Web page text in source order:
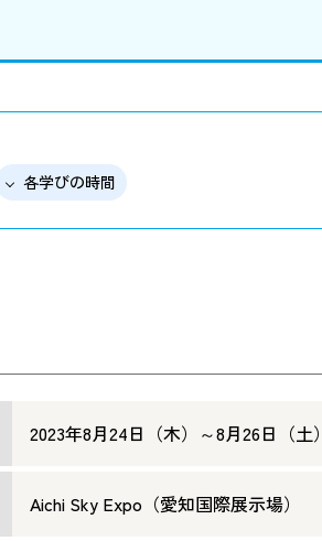
各学びの時間
2023年8月24日（木）～8月26日（土
Aichi Sky Expo（愛知国際展示場）